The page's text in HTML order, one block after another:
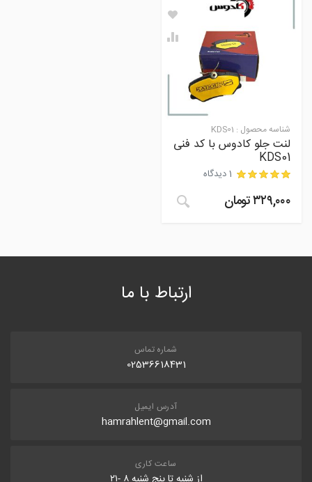
شناسه محصول : KDS01
لنت جلو کادوس با کد فنی
KDS01
مشتری
1 دیدگاه
۳۲۹,۰۰۰تومان
ارتباط با ما
شماره تماس
02536618431
آدرس ایمیل
hamrahlent@gmail.com
ساعت کاری